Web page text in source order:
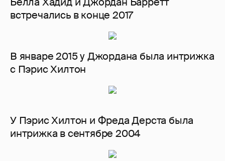
встречались в конце 2017
В январе 2015 у Джордана была интрижка
с Пэрис Хилтон
У Пэрис Хилтон и Фреда Дерста была
интрижка в сентябре 2004